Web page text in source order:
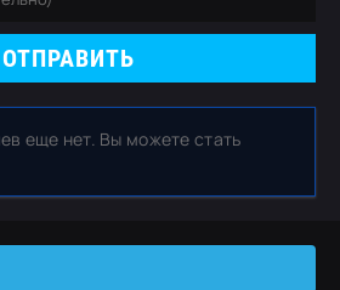
ОТПРАВИТЬ
еще нет. Вы можете стать